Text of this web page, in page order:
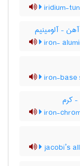
iridium-
– آلومینیم
iron-
iron-base
کرم
iron-
jacobi’s